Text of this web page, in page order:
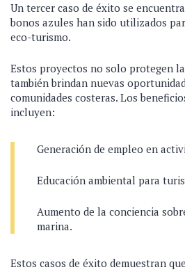
Un tercer caso de éxito se
bonos azules han sido utilizados
eco-turismo.
Estos proyectos no solo protegen
también brindan nuevas
comunidades costeras. Los
incluyen:
Generación de empleo en
Educación ambiental para
Aumento de la conciencia
marina.
Estos casos de éxito demuestran